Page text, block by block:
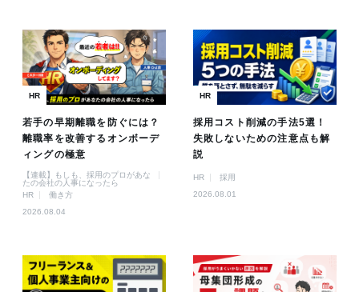
HR
若手の早期離職を防ぐには？
離職率を改善するオンボーデ
ィングの極意
【連載】もしも、採用のプロがあな
たの会社の人事になったら
HR
働き方
2026.08.04
HR
採用コスト削減の手法5選！
失敗しないための注意点も解
説
HR
採用
2026.08.01